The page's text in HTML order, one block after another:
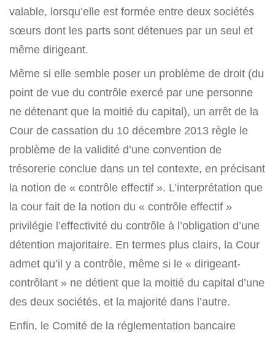
valable, lorsqu’elle est formée entre deux sociétés
sœurs dont les parts sont détenues par un seul et
même dirigeant.
Même si elle semble poser un problème de droit (du
point de vue du contrôle exercé par une personne
ne détenant que la moitié du capital), un arrêt de la
Cour de cassation du 10 décembre 2013 règle le
problème de la validité d’une convention de
trésorerie conclue dans un tel contexte, en précisant
la notion de « contrôle effectif ». L’interprétation que
la cour fait de la notion du « contrôle effectif »
privilégie l’effectivité du contrôle à l’obligation d’une
détention majoritaire. En termes plus clairs, la Cour
admet qu’il y a contrôle, même si le « dirigeant-
contrôlant » ne détient que la moitié du capital d’une
des deux sociétés, et la majorité dans l’autre.
Enfin, le Comité de la réglementation bancaire